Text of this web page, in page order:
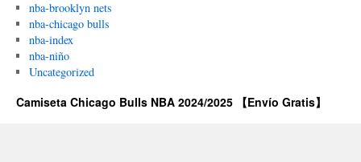
nba-brooklyn nets
nba-chicago bulls
nba-index
nba-niño
Uncategorized
Camiseta Chicago Bulls NBA 2024/2025 【Envío Gratis】